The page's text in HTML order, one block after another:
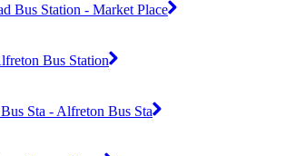
Bus Station - Market Place
Bus Station
Sta - Alfreton Bus Sta